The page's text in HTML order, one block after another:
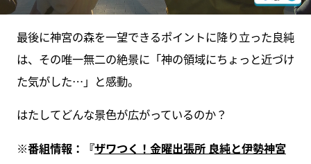
最後に神宮の森を一望できるポイントに降り立った良純
は、その唯一無二の絶景に「神の領域にちょっと近づけ
た気がした…」と感動。
はたしてどんな景色が広がっているのか？
※番組情報：『ザワつく！金曜出張所 良純と伊勢神宮